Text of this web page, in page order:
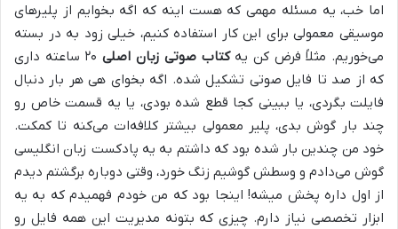
اما خب، یه مسئله مهمی که هست اینه که اگه بخوایم از پلیرهای
موسیقی معمولی برای این کار استفاده کنیم، خیلی زود به در بسته
می‌خوریم. مثلاً فرض کن یهکتاب صوتی زبان اصلی
۲۰ ساعته داری
که از صد تا فایل صوتی تشکیل شده. اگه بخوای هی هر بار دنبال
فایلت بگردی، یا ببینی کجا قطع شده بودی، یا یه قسمت خاص رو
چند بار گوش بدی، پلیر معمولی بیشتر کلافه‌ات می‌کنه تا کمکت.
خود من چندین بار شده بود که داشتم به یه پادکست زبان انگلیسی
گوش می‌دادم و وسطش گوشیم زنگ خورد، وقتی دوباره برگشتم دیدم
از اول داره پخش میشه! اینجا بود که من خودم فهمیدم که به یه
ابزار تخصصی نیاز دارم. چیزی که بتونه مدیریت این همه فایل رو